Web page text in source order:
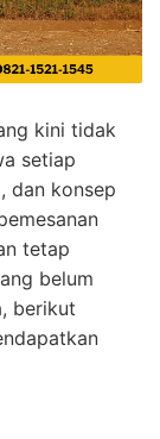
kini tidak
setiap
dan konsep
tetap
belum
berikut